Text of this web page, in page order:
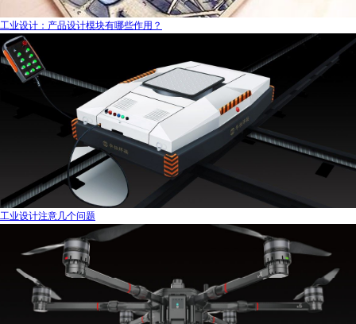
工业设计：产品设计模块有哪些作用？
工业设计注意几个问题